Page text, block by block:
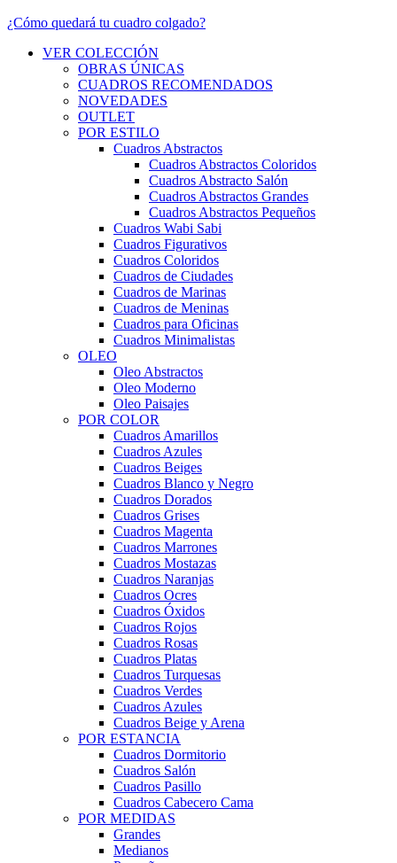
¿Cómo quedará tu cuadro colgado?
VER COLECCIÓN
OBRAS ÚNICAS
CUADROS RECOMENDADOS
NOVEDADES
OUTLET
POR ESTILO
Cuadros Abstractos
Cuadros Abstractos Coloridos
Cuadros Abstracto Salón
Cuadros Abstractos Grandes
Cuadros Abstractos Pequeños
Cuadros Wabi Sabi
Cuadros Figurativos
Cuadros Coloridos
Cuadros de Ciudades
Cuadros de Marinas
Cuadros de Meninas
Cuadros para Oficinas
Cuadros Minimalistas
OLEO
Oleo Abstractos
Oleo Moderno
Oleo Paisajes
POR COLOR
Cuadros Amarillos
Cuadros Azules
Cuadros Beiges
Cuadros Blanco y Negro
Cuadros Dorados
Cuadros Grises
Cuadros Magenta
Cuadros Marrones
Cuadros Mostazas
Cuadros Naranjas
Cuadros Ocres
Cuadros Óxidos
Cuadros Rojos
Cuadros Rosas
Cuadros Platas
Cuadros Turquesas
Cuadros Verdes
Cuadros Azules
Cuadros Beige y Arena
POR ESTANCIA
Cuadros Dormitorio
Cuadros Salón
Cuadros Pasillo
Cuadros Cabecero Cama
POR MEDIDAS
Grandes
Medianos